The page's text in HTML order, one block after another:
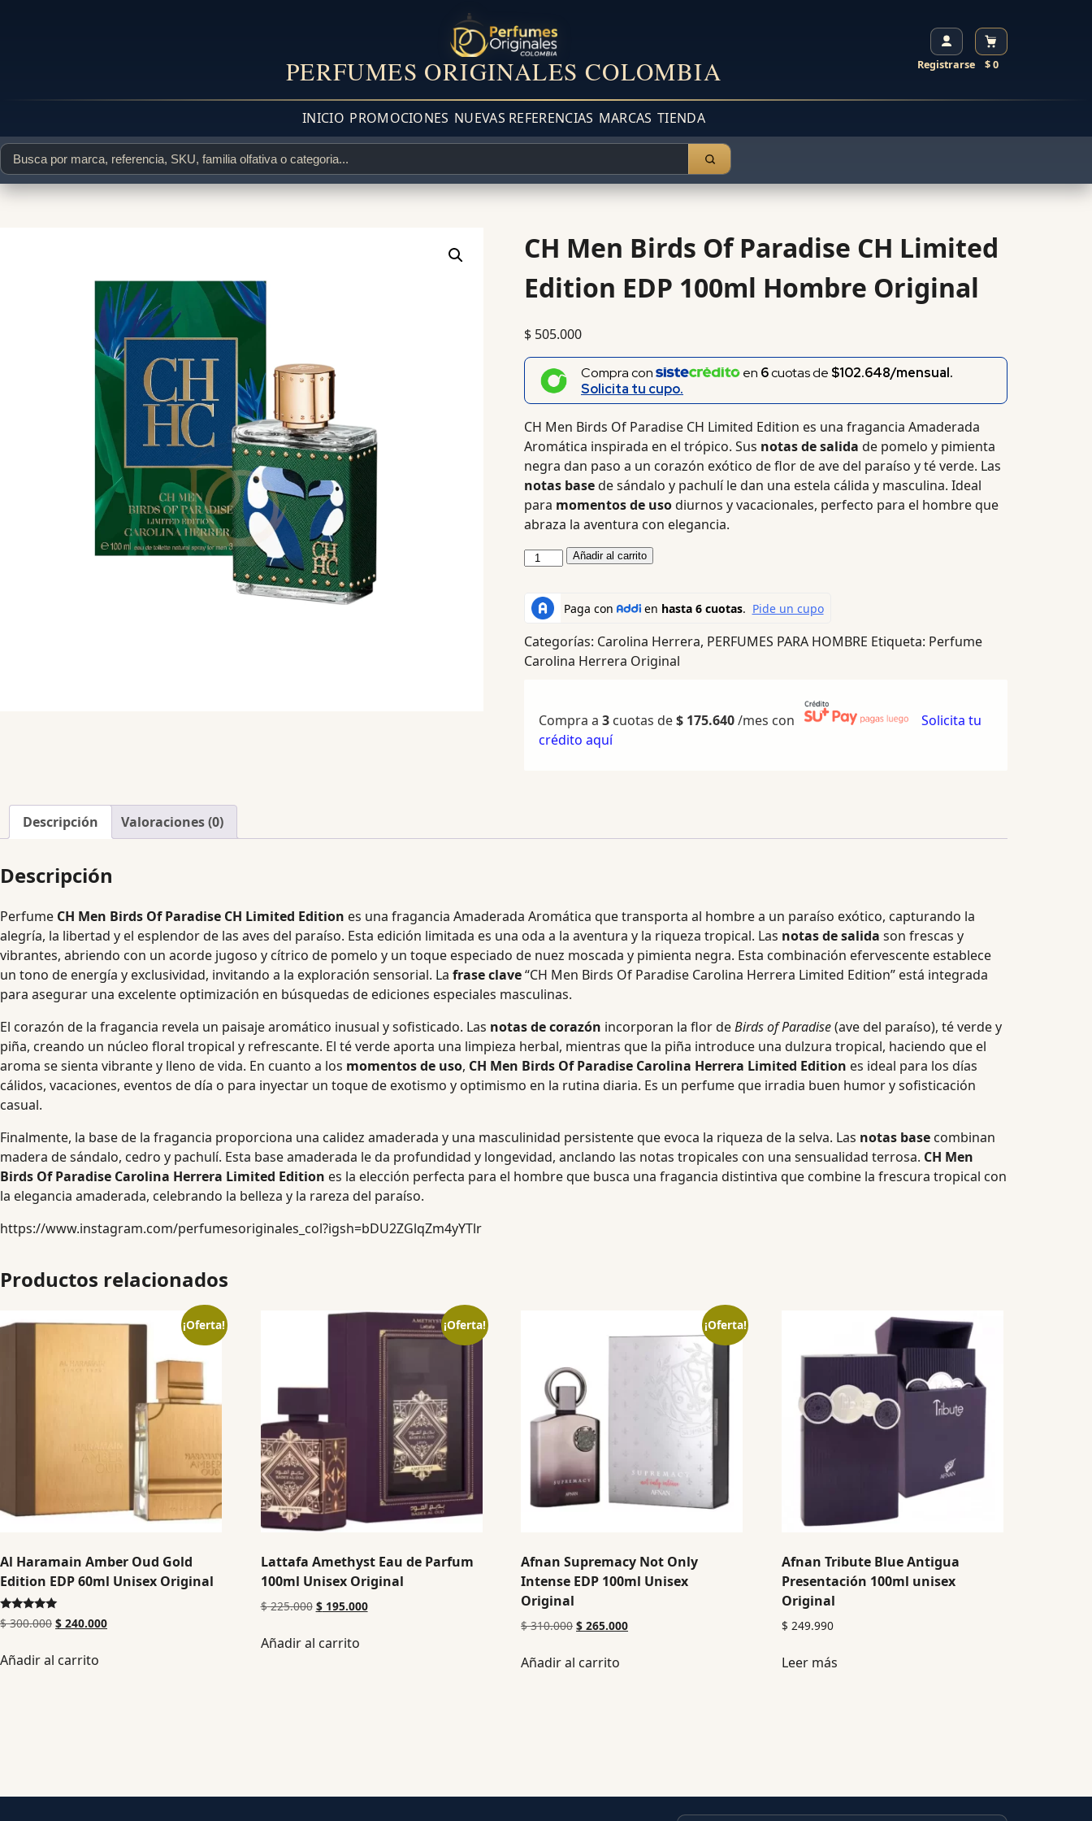
PERFUMES ORIGINALES COLOMBIA Registrarse $ 0
INICIO PROMOCIONES NUEVAS REFERENCIAS MARCAS TIENDA
CH Men Birds Of Paradise CH Limited
Edition EDP 100ml Hombre Original
$505.000
Compra con en 6cuotas de $102.648/mensual.
Solicita tu cupo.
CH Men Birds Of Paradise CH Limited Edition es una fragancia Amaderada
Aromática inspirada en el trópico. Sus notas de salida de pomelo y pimienta
negra dan paso a un corazón exótico de flor de ave del paraíso y té verde. Las
notas basede sándalo y pachulí le dan una estela cálida y masculina. Ideal
para momentos de usodiurnos y vacacionales, perfecto para el hombre que
abraza la aventura con elegancia.
Añadir al carrito
Categorías: Carolina Herrera, PERFUMES PARA HOMBRE Etiqueta: Perfume
Carolina Herrera Original
Compra a 3cuotas de$175.640/mes con
Solicita tu
crédito aquí
Descripción Valoraciones (0)
Descripción
Perfume CH Men Birds Of Paradise CH Limited Edition es una fragancia Amaderada Aromática que transporta al hombre a un paraíso exótico, capturando la
alegría, la libertad y el esplendor de las aves del paraíso. Esta edición limitada es una oda a la aventura y la riqueza tropical. Las notas de salida son frescas y
vibrantes, abriendo con un acorde jugoso y cítrico de pomelo y un toque especiado de nuez moscada y pimienta negra. Esta combinación efervescente establece
un tono de energía y exclusividad, invitando a la exploración sensorial. La frase clave“CH Men Birds Of Paradise Carolina Herrera Limited Edition” está integrada
para asegurar una excelente optimización en búsquedas de ediciones especiales masculinas.
El corazón de la fragancia revela un paisaje aromático inusual y sofisticado. Las notas de corazón incorporan la flor deBirds of Paradise(ave del paraíso), té verde y
piña, creando un núcleo floral tropical y refrescante. El té verde aporta una limpieza herbal, mientras que la piña introduce una dulzura tropical, haciendo que el
aroma se sienta vibrante y lleno de vida. En cuanto a los momentos de uso, CH Men Birds Of Paradise Carolina Herrera Limited Edition es ideal para los días
cálidos, vacaciones, eventos de día o para inyectar un toque de exotismo y optimismo en la rutina diaria. Es un perfume que irradia buen humor y sofisticación
casual.
Finalmente, la base de la fragancia proporciona una calidez amaderada y una masculinidad persistente que evoca la riqueza de la selva. Las notas base combinan
madera de sándalo, cedro y pachulí. Esta base amaderada le da profundidad y longevidad, anclando las notas tropicales con una sensualidad terrosa. CH Men
Birds Of Paradise Carolina Herrera Limited Edition es la elección perfecta para el hombre que busca una fragancia distintiva que combine la frescura tropical con
la elegancia amaderada, celebrando la belleza y la rareza del paraíso.
https://www.instagram.com/perfumesoriginales_col?igsh=bDU2ZGlqZm4yYTlr
Productos relacionados
¡Oferta!
Al Haramain Amber Oud Gold
Edition EDP 60ml Unisex Original
Valorado en
5.00
$300.000 $ 240.000
Añadir al carrito
¡Oferta!
Lattafa Amethyst Eau de Parfum
100ml Unisex Original
$225.000 $195.000
Añadir al carrito
¡Oferta!
Afnan Supremacy Not Only
Intense EDP 100ml Unisex
Original
$310.000 $ 265.000
Añadir al carrito
Afnan Tribute Blue Antigua
Presentación 100ml unisex
Original
$ 249.990
Leer más